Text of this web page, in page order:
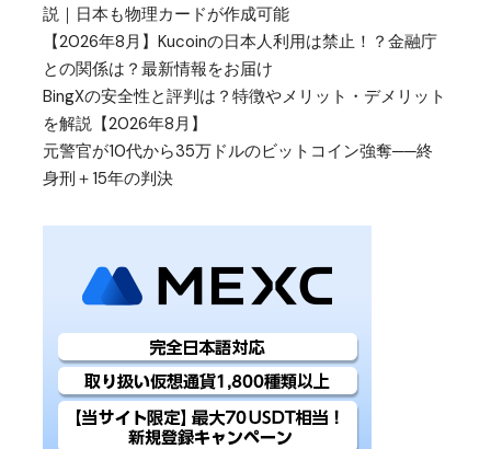
説｜日本も物理カードが作成可能
【2026年8月】Kucoinの日本人利用は禁止！？金融庁
との関係は？最新情報をお届け
BingXの安全性と評判は？特徴やメリット・デメリット
を解説【2026年8月】
元警官が10代から35万ドルのビットコイン強奪──終
身刑＋15年の判決